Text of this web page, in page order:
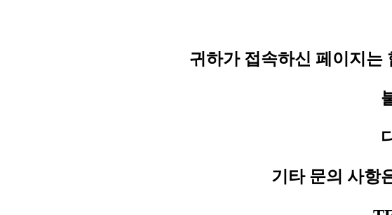
귀하가 접속하신 페이지는
기타 문의 사항